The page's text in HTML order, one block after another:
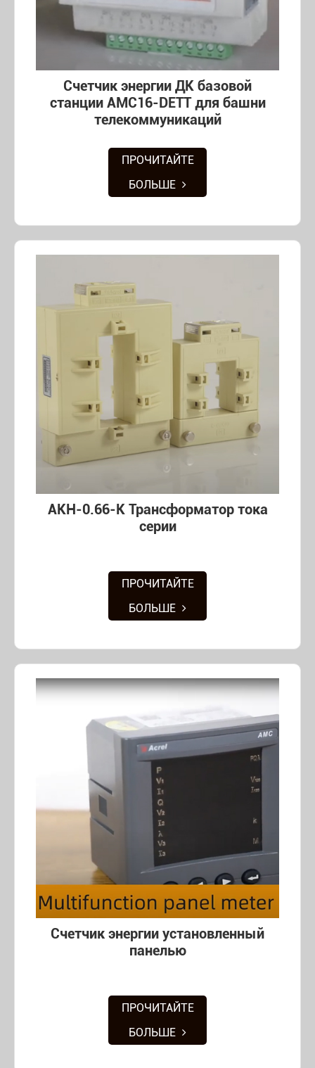
Счетчик энергии ДК базовой
станции AMC16-DETT для башни
телекоммуникаций
ПРОЧИТАЙТЕ
БОЛЬШЕ
AKH-0.66-K Трансформатор тока
серии
ПРОЧИТАЙТЕ
БОЛЬШЕ
Счетчик энергии установленный
панелью
ПРОЧИТАЙТЕ
БОЛЬШЕ